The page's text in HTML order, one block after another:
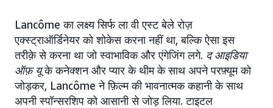
Lancôme का लक्ष्य सिर्फ ला वी एस्ट बेले रोज़
एक्स्ट्राऑर्डिनेयर को शोकेस करना नहीं था, बल्कि ऐसा इस
तरीक़े से करना था जो स्वाभाविक और एंगेजिंग लगे. द आइडिया
ऑफ़ यूके कनेक्शन और प्यार के थीम के साथ अपने परफ़्यूम को
जोड़कर, Lancôme ने फ़िल्म की भावनात्मक कहानी के साथ
अपनी स्पॉन्सरशिप को आसानी से जोड़ लिया. टाइटल